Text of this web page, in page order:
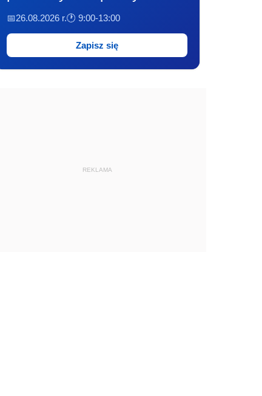
📅26.08.2026 r.🕐 9:00-13:00
Zapisz się
REKLAMA